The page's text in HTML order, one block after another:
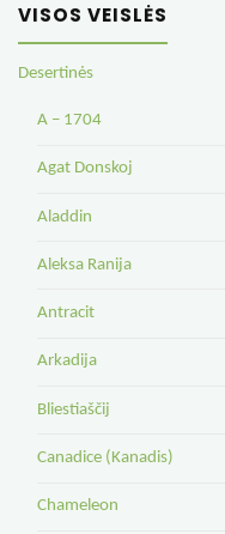
VISOS VEISLĖS
Desertinės
A – 1704
Agat Donskoj
Aladdin
Aleksa Ranija
Antracit
Arkadija
Bliestiaščij
Canadice (Kanadis)
Chameleon